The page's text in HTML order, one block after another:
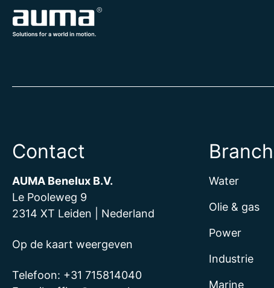
Contact
AUMA Benelux B.V.
Le Pooleweg 9
2314 XT Leiden | Nederland
Op de kaart weergeven
Telefoon: +31 715814040
Water
Olie & gas
Power
Industrie
Marine